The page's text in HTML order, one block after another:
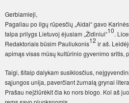
Gerbiamieji,
Pagaliau po ilgų rūpesčių „Aidai“ gavo
talpa prilygs Lietuvoj ėjusiam „Židiniui“10.
Redaktoriais būsim Pauliukonis12ir aš.
apimąs visas mūsų kultūrinio gyvenimo sritis,
Taigi, šitaip dalykam susiklosčius,
sąjungos unija, paverčiant žurnalą grynai
Prašau neįžiūrėkit čia ko nors blogo. Kol aš